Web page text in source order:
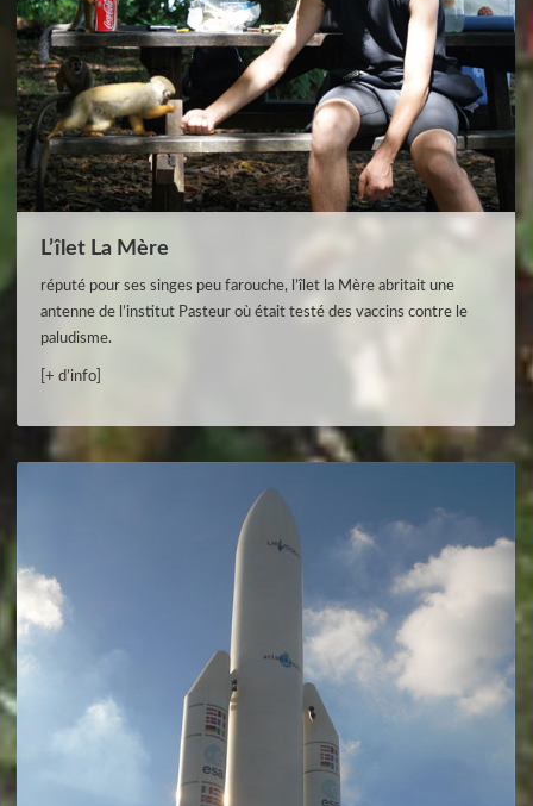
L’îlet La Mère
réputé pour ses singes peu farouche, l’îlet la Mère abritait une
antenne de l’institut Pasteur où était testé des vaccins contre le
paludisme.
[+ d’info]